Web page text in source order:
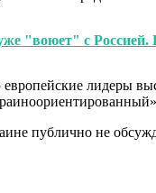
"воюет" с Россией.
лидеры